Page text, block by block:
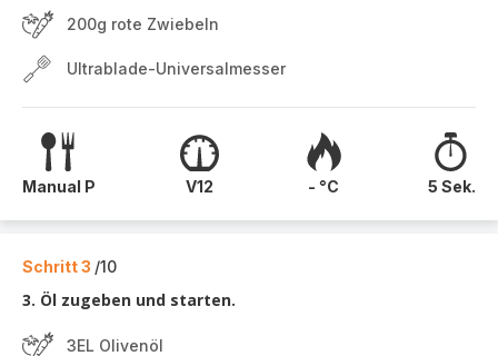
200g rote Zwiebeln
Ultrablade-Universalmesser
Manual P V12 - °C 5 Sek.
Schritt 3 /10
3. Öl zugeben und starten.
3EL Olivenöl